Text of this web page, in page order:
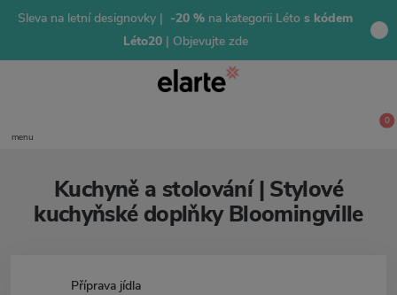
Sleva na letní designovky | -20 % na kategorii Léto s kódem
Léto20 | Objevujte zde
menu
0
Kuchyně a stolování | Stylové
kuchyňské doplňky Bloomingville
Příprava jídla